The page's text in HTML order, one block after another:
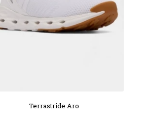
Terrastride Aro